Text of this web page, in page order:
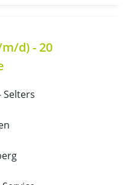
d) - 20
Selters